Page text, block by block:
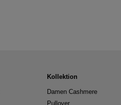
Kollektion
Damen Cashmere
Pullover